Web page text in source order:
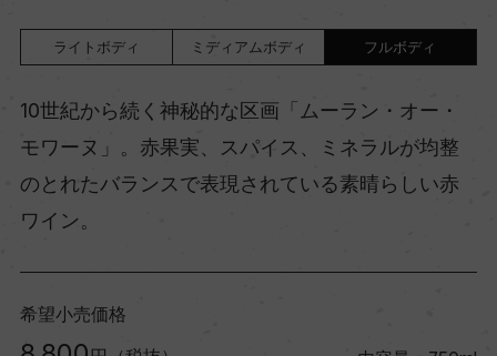
ライトボディ ミディアムボディ フルボディ
10世紀から続く神秘的な区画「ムーラン・オー・
モワーヌ」。赤果実、スパイス、ミネラルが均整
のとれたバランスで表現されている素晴らしい赤
ワイン。
希望小売価格